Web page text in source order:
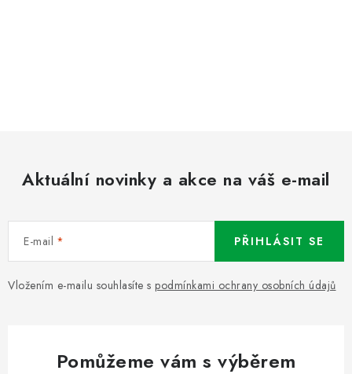
Aktuální novinky a akce na váš e-mail
E-mail
Vložením e-mailu souhlasíte s podmínkami ochrany osobních údajů
PŘIHLÁSIT SE
Pomůžeme vám s výběrem